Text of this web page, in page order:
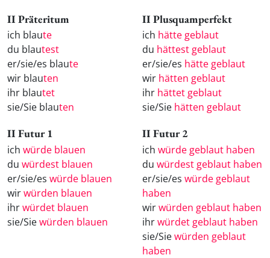
II Präteritum
ich blaute
du blautest
er/sie/es blaute
wir blauten
ihr blautet
sie/Sie blauten
II Plusquamperfekt
ich hätte geblaut
du hättest geblaut
er/sie/es hätte geblaut
wir hätten geblaut
ihr hättet geblaut
sie/Sie hätten geblaut
II Futur 1
ich würde blauen
du würdest blauen
er/sie/es würde blauen
wirwürden blauen
ihrwürdet blauen
sie/Siewürden blauen
II Futur 2
ich würde geblaut haben
du würdest geblaut haben
er/sie/es würde geblaut
haben
wirwürden geblaut haben
ihrwürdet geblaut haben
sie/Siewürden geblaut
haben